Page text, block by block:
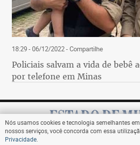
18:29 - 06/12/2022- Compartilhe
Policiais salvam a vida de bebê
por telefone em Minas
Nós usamos cookies e tecnologia semelhantes
nossos serviços, você concorda com essa
Privacidade